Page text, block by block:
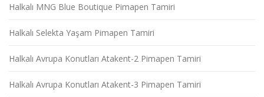
Halkalı MNG Blue Boutique Pimapen Tamiri
Halkalı Selekta Yaşam Pimapen Tamiri
Halkalı Avrupa Konutları Atakent-2 Pimapen Tamiri
Halkalı Avrupa Konutları Atakent-3 Pimapen Tamiri